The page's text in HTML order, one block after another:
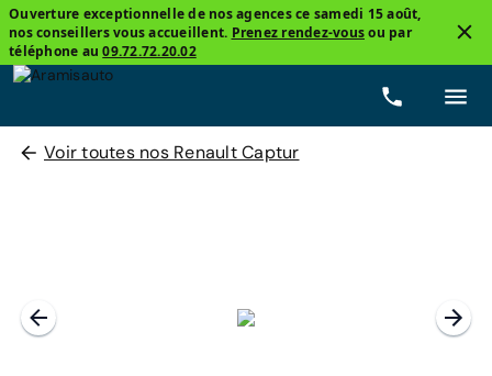
Ouverture exceptionnelle de nos agences ce samedi 15 août,
nos conseillers vous accueillent. Prenez rendez-vousou par
téléphone au09.72.72.20.02
Voir toutes nos Renault Captur